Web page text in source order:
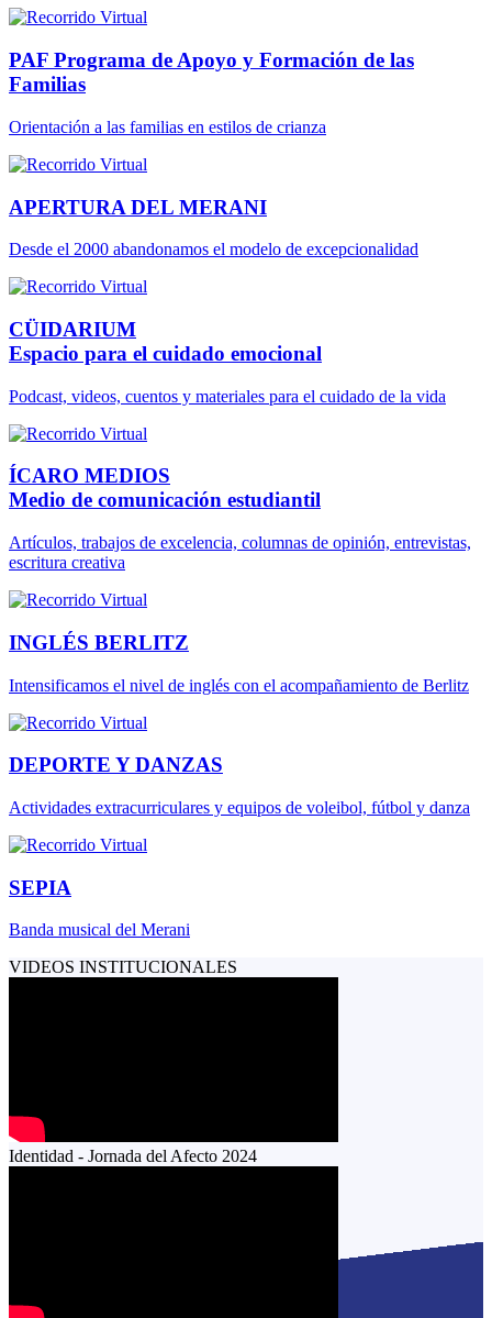
PAF Programa de Apoyo y Formación de las
Familias
Orientación a las familias en estilos de crianza
APERTURA DEL MERANI
Desde el 2000 abandonamos el modelo de excepcionalidad
CÜIDARIUM
Espacio para el cuidado emocional
Podcast, videos, cuentos y materiales para el cuidado de la vida
ÍCARO MEDIOS
Medio de comunicación estudiantil
Artículos, trabajos de excelencia, columnas de opinión, entrevistas,
escritura creativa
INGLÉS BERLITZ
Intensificamos el nivel de inglés con el acompañamiento de Berlitz
DEPORTE Y DANZAS
Actividades extracurriculares y equipos de voleibol, fútbol y danza
SEPIA
Banda musical del Merani
VIDEOS INSTITUCIONALES
Identidad - Jornada del Afecto 2024